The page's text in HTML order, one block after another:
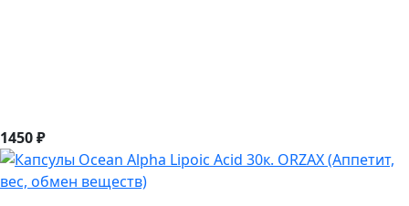
1450 ₽